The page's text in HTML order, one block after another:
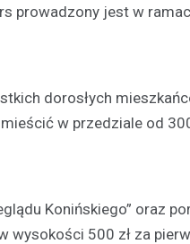
prowadzony jest w
dorosłych
w przedziale od
Konińskiego” oraz
500 zł za